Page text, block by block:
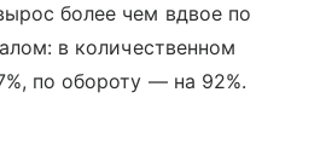
более чем вдвое по
в количественном
по обороту — на 92%.